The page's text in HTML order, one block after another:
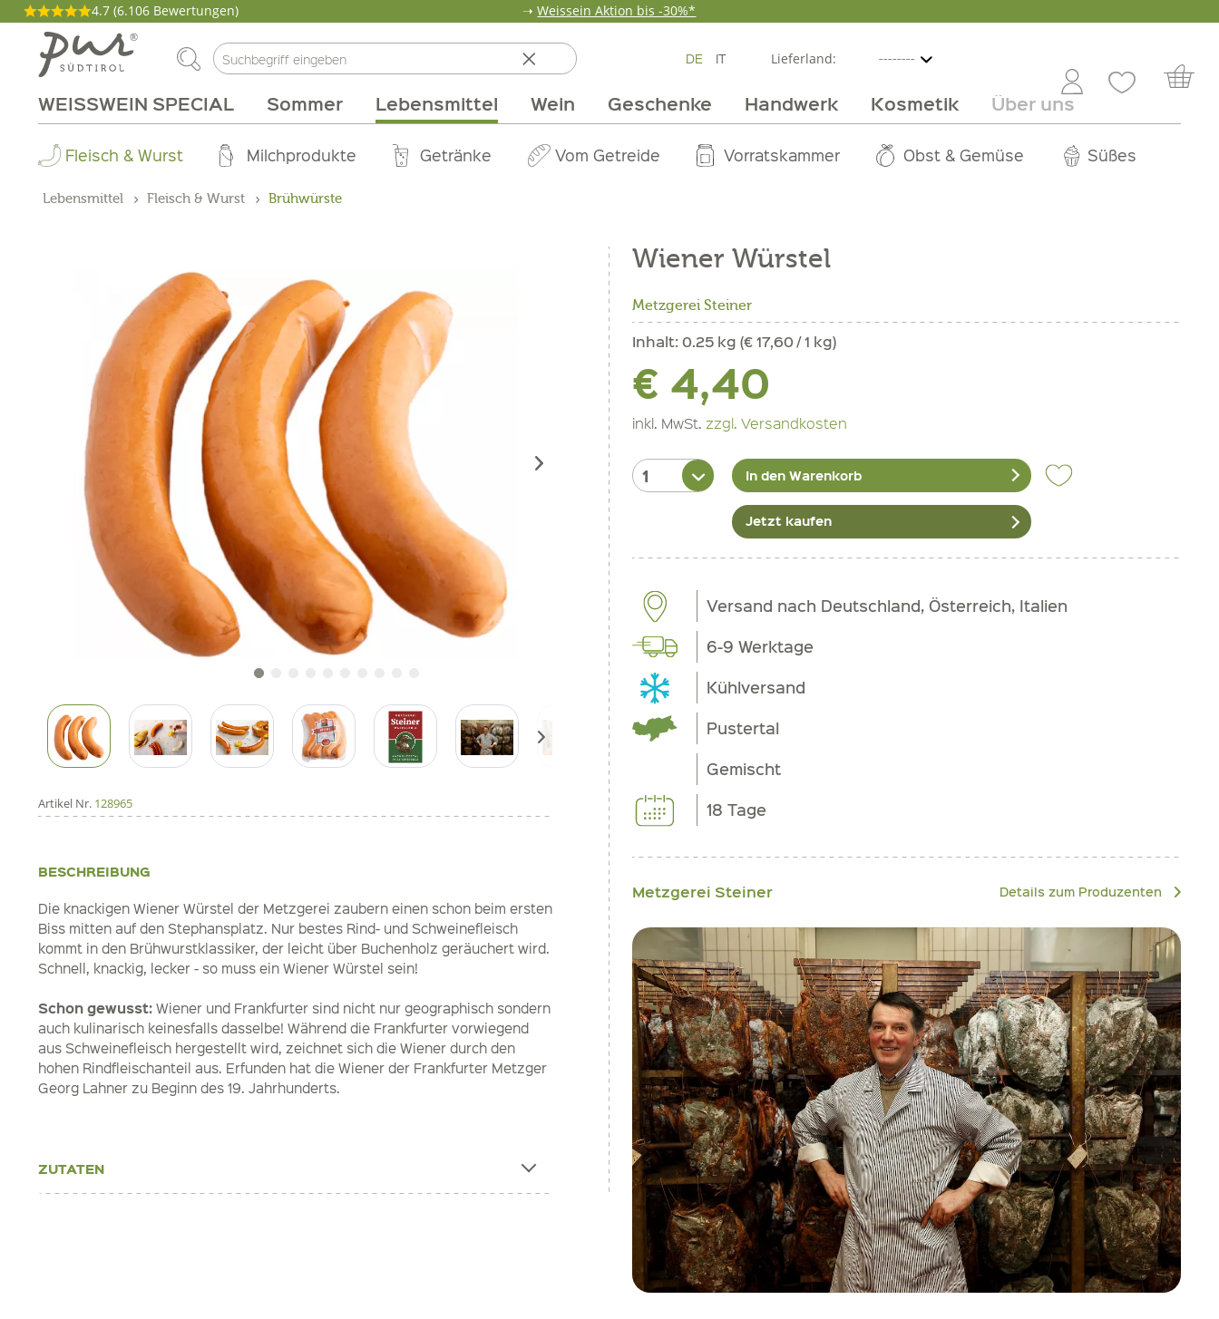
4.7 (6.106 Bewertungen) ➝Weissein Aktion bis -30%*
DE IT Lieferland:
WEISSWEIN SPECIAL Sommer Lebensmittel Wein Geschenke Handwerk Kosmetik Über uns
Aperitif Brunch Grillen Erdbeerzeit Wandern
Fleisch & Wurst Milchprodukte Getränke Vom Getreide Vorratskammer Obst & Gemüse Süßes
Weinarten Rebsorten Gebiet Anlass Weinpakete Weine im Angebot
Pakete Abo Box Gutscheine Verpackungen
Kochen Wohnen Zirbe
Körperpflege Tinkturen Düfte & Öle
Philosophie Genussmagazin Produzenten Team Unsere Märkte Pur Exclusive Online Großhandel Service Jobs
Lebensmittel Fleisch & Wurst Brühwürste
Artikel Nr. 128965
BESCHREIBUNG
Die knackigen Wiener Würstel der Metzgerei zaubern einen schon beim ersten
Biss mitten auf den Stephansplatz. Nur bestes Rind- und Schweinefleisch
kommt in den Brühwurstklassiker, der leicht über Buchenholz geräuchert wird.
Schnell, knackig, lecker - so muss ein Wiener Würstel sein!
Schon gewusst: Wiener und Frankfurter sind nicht nur geographisch sondern
auch kulinarisch keinesfalls dasselbe! Während die Frankfurter vorwiegend
aus Schweinefleisch hergestellt wird, zeichnet sich die Wiener durch den
hohen Rindfleischanteil aus. Erfunden hat die Wiener der Frankfurter Metzger
Georg Lahner zu Beginn des 19. Jahrhunderts.
ZUTATEN
Wiener Würstel
Metzgerei Steiner
Inhalt:0.25 kg (€ 17,60 / 1 kg)
€ 4,40
inkl. MwSt. zzgl. Versandkosten
In den Warenkorb
Jetzt kaufen
Versand nach Deutschland, Österreich, Italien
6-9 Werktage
Kühlversand
Pustertal
Gemischt
18 Tage
Metzgerei Steiner Details zum Produzenten